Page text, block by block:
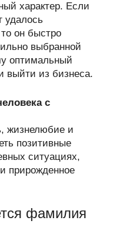
характер. Если
удалось
он быстро
выбранной
оптимальный
выйти из бизнеса.
с
жизнелюбие и
позитивные
ситуациях,
прирожденное
фамилия